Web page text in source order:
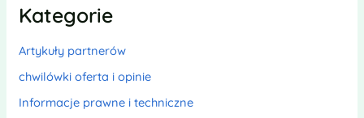
Kategorie
Artykuły partnerów
chwilówki oferta i opinie
Informacje prawne i techniczne